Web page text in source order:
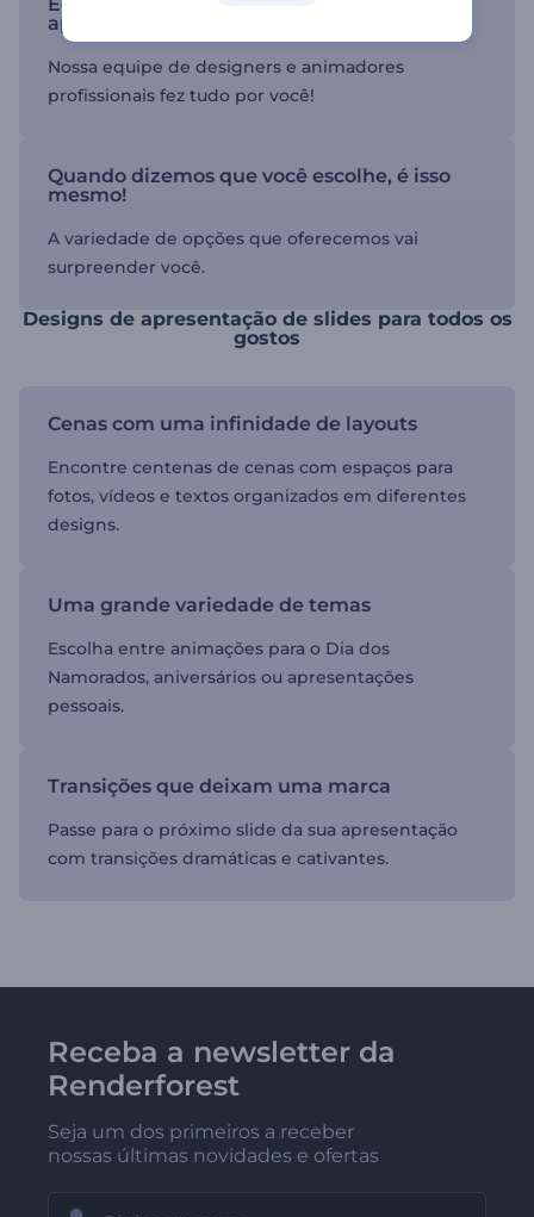
apresentação de slides
Nossa equipe de designers e animadores
profissionais fez tudo por você!
Quando dizemos que você escolhe, é isso
mesmo!
A variedade de opções que oferecemos vai
surpreender você.
Designs de apresentação de slides para todos os
gostos
Cenas com uma infinidade de layouts
Encontre centenas de cenas com espaços para
fotos, vídeos e textos organizados em diferentes
designs.
Uma grande variedade de temas
Escolha entre animações para o Dia dos
Namorados, aniversários ou apresentações
pessoais.
Transições que deixam uma marca
Passe para o próximo slide da sua apresentação
com transições dramáticas e cativantes.
Receba a newsletter da
Renderforest
Seja um dos primeiros a receber
nossas últimas novidades e ofertas